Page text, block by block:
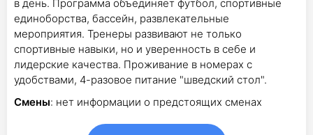
в день. Программа объединяет футбол, спортивные
единоборства, бассейн, развлекательные
мероприятия. Тренеры развивают не только
спортивные навыки, но и уверенность в себе и
лидерские качества. Проживание в номерах с
удобствами, 4-разовое питание "шведский стол".
Смены: нет информации о предстоящих сменах